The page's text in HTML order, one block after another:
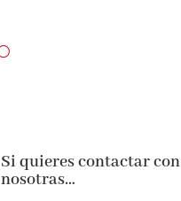
Si quieres contactar con
nosotras…